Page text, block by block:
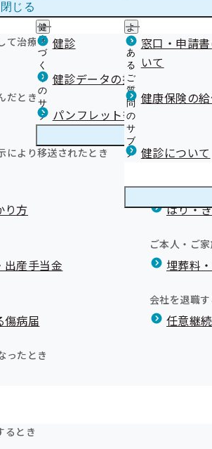
治療を受けるとき 医療費が高
限度額
だとき 医療費の全額
により移送されたとき 海外で急な病
り方 はり・
出産手当金
ご本人・ご
埋葬料
傷病届
会社を退職
任意継続
ったとき
るとき
健
康
づ
く
り
の
サ
ブ
メ
ュ
健診
健診データの提供について
パンフレット等（広報）
よ
く
あ
る
ご
質
問
の
サ
ブ
メ
窓口・申請
いて
健康保険の
健診について
閉じる
大雨に伴う災害
令和07年08月21日
令和7年8月20日からの大雨に伴う災害